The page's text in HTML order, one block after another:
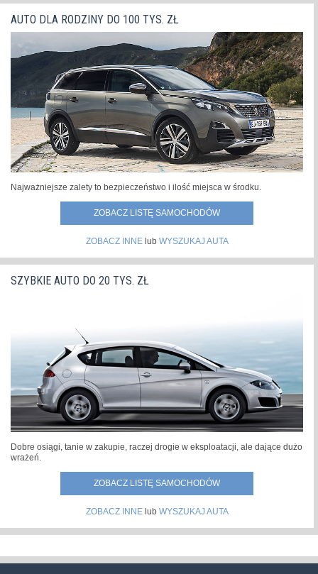
AUTO DLA RODZINY DO 100 TYS. ZŁ
Najważniejsze zalety to bezpieczeństwo i ilość miejsca w środku.
ZOBACZ LISTĘ SAMOCHODÓW
ZOBACZ INNElub WYSZUKAJ AUTA
SZYBKIE AUTO DO 20 TYS. ZŁ
Dobre osiągi, tanie w zakupie, raczej drogie w eksploatacji, ale dające dużo
wrażeń.
ZOBACZ LISTĘ SAMOCHODÓW
ZOBACZ INNElub WYSZUKAJ AUTA